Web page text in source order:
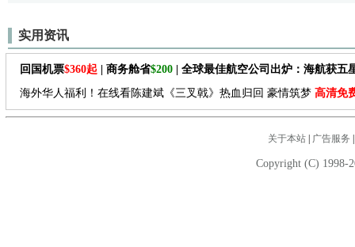
实用资讯
回国机票$360起 | 商务舱省$200 | 全球最佳航空公司出炉：海航获五
海外华人福利！在线看陈建斌《三叉戟》热血归回 豪情筑梦 高清免
关于本站| 广告服务
Copyright (C) 1998-